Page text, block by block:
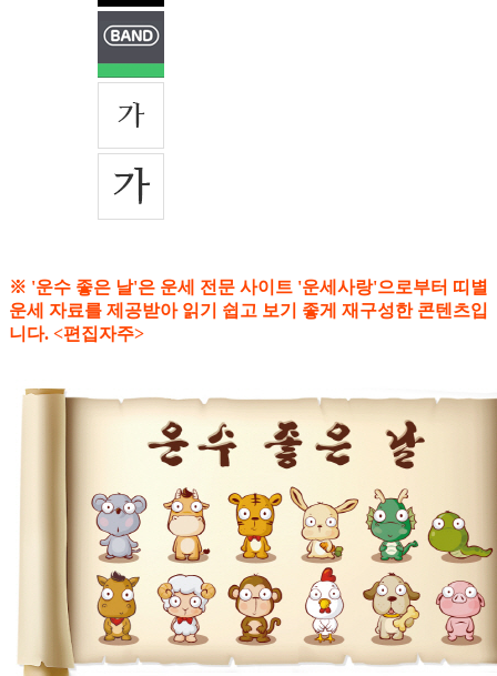
※ '운수 좋은 날'은 운세 전문 사이트 '운세사랑'으로부터 띠별
운세 자료를 제공받아 읽기 쉽고 보기 좋게 재구성한 콘텐츠입
니다. <편집자주>